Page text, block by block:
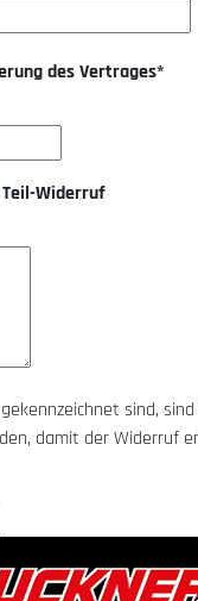
des Vertrages*
Teil-Widerruf
sind,
damit der Widerruf